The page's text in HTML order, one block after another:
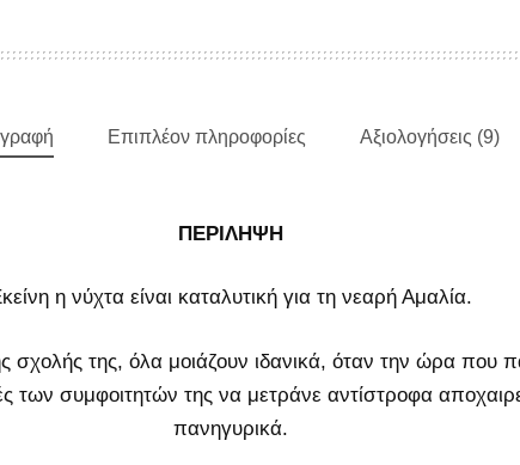
Επιπλέον πληροφορίες Αξιολογήσεις (9)
ΠΕΡΙΛΗΨΗ
η νύχτα είναι καταλυτική για τη νεαρή Αμαλία.
σχολής της, όλα μοιάζουν ιδανικά, όταν την ώρα
των συμφοιτητών της να μετράνε αντίστροφα
πανηγυρικά.